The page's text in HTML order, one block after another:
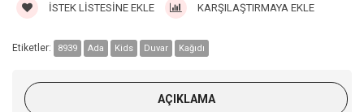
İSTEK LISTESINE EKLE KARŞILAŞTIRMAYA EKLE
Etiketler: 8939 Ada Kids Duvar Kağıdı
AÇIKLAMA